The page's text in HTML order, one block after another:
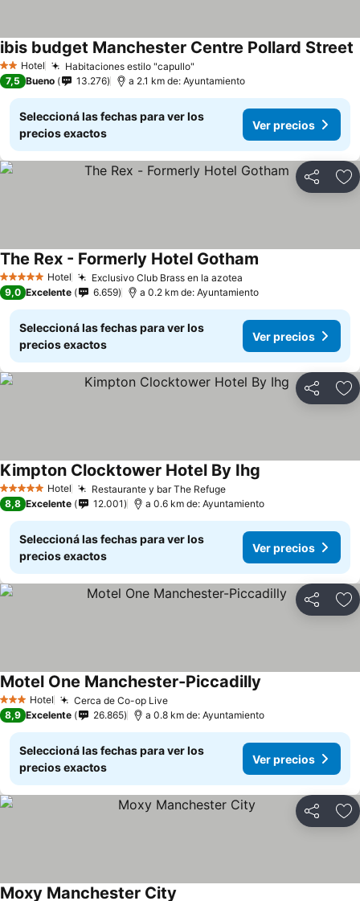
2 Estrellas
Hotel Habitaciones estilo "capullo"
ibis budget Manchester Centre Pollard Street
7,5 Bueno 13.276 a 2.1 km de: Ayuntamiento
Seleccioná las fechas para ver los
precios exactos
Ver precios
Compartir
5 Estrellas Hotel Exclusivo Club Brass en la azotea
The Rex - Formerly Hotel Gotham
9,0 Excelente 6.659 a 0.2 km de: Ayuntamiento
Seleccioná las fechas para ver los
precios exactos
Ver precios
Compartir
5 Estrellas Hotel Restaurante y bar The Refuge
Kimpton Clocktower Hotel By Ihg
8,8 Excelente 12.001 a 0.6 km de: Ayuntamiento
Seleccioná las fechas para ver los
precios exactos
Ver precios
Compartir
3 Estrellas
Hotel Cerca de Co-op Live
Motel One Manchester-Piccadilly
8,9 Excelente 26.865 a 0.8 km de: Ayuntamiento
Seleccioná las fechas para ver los
precios exactos
Ver precios
Compartir
Moxy Manchester City